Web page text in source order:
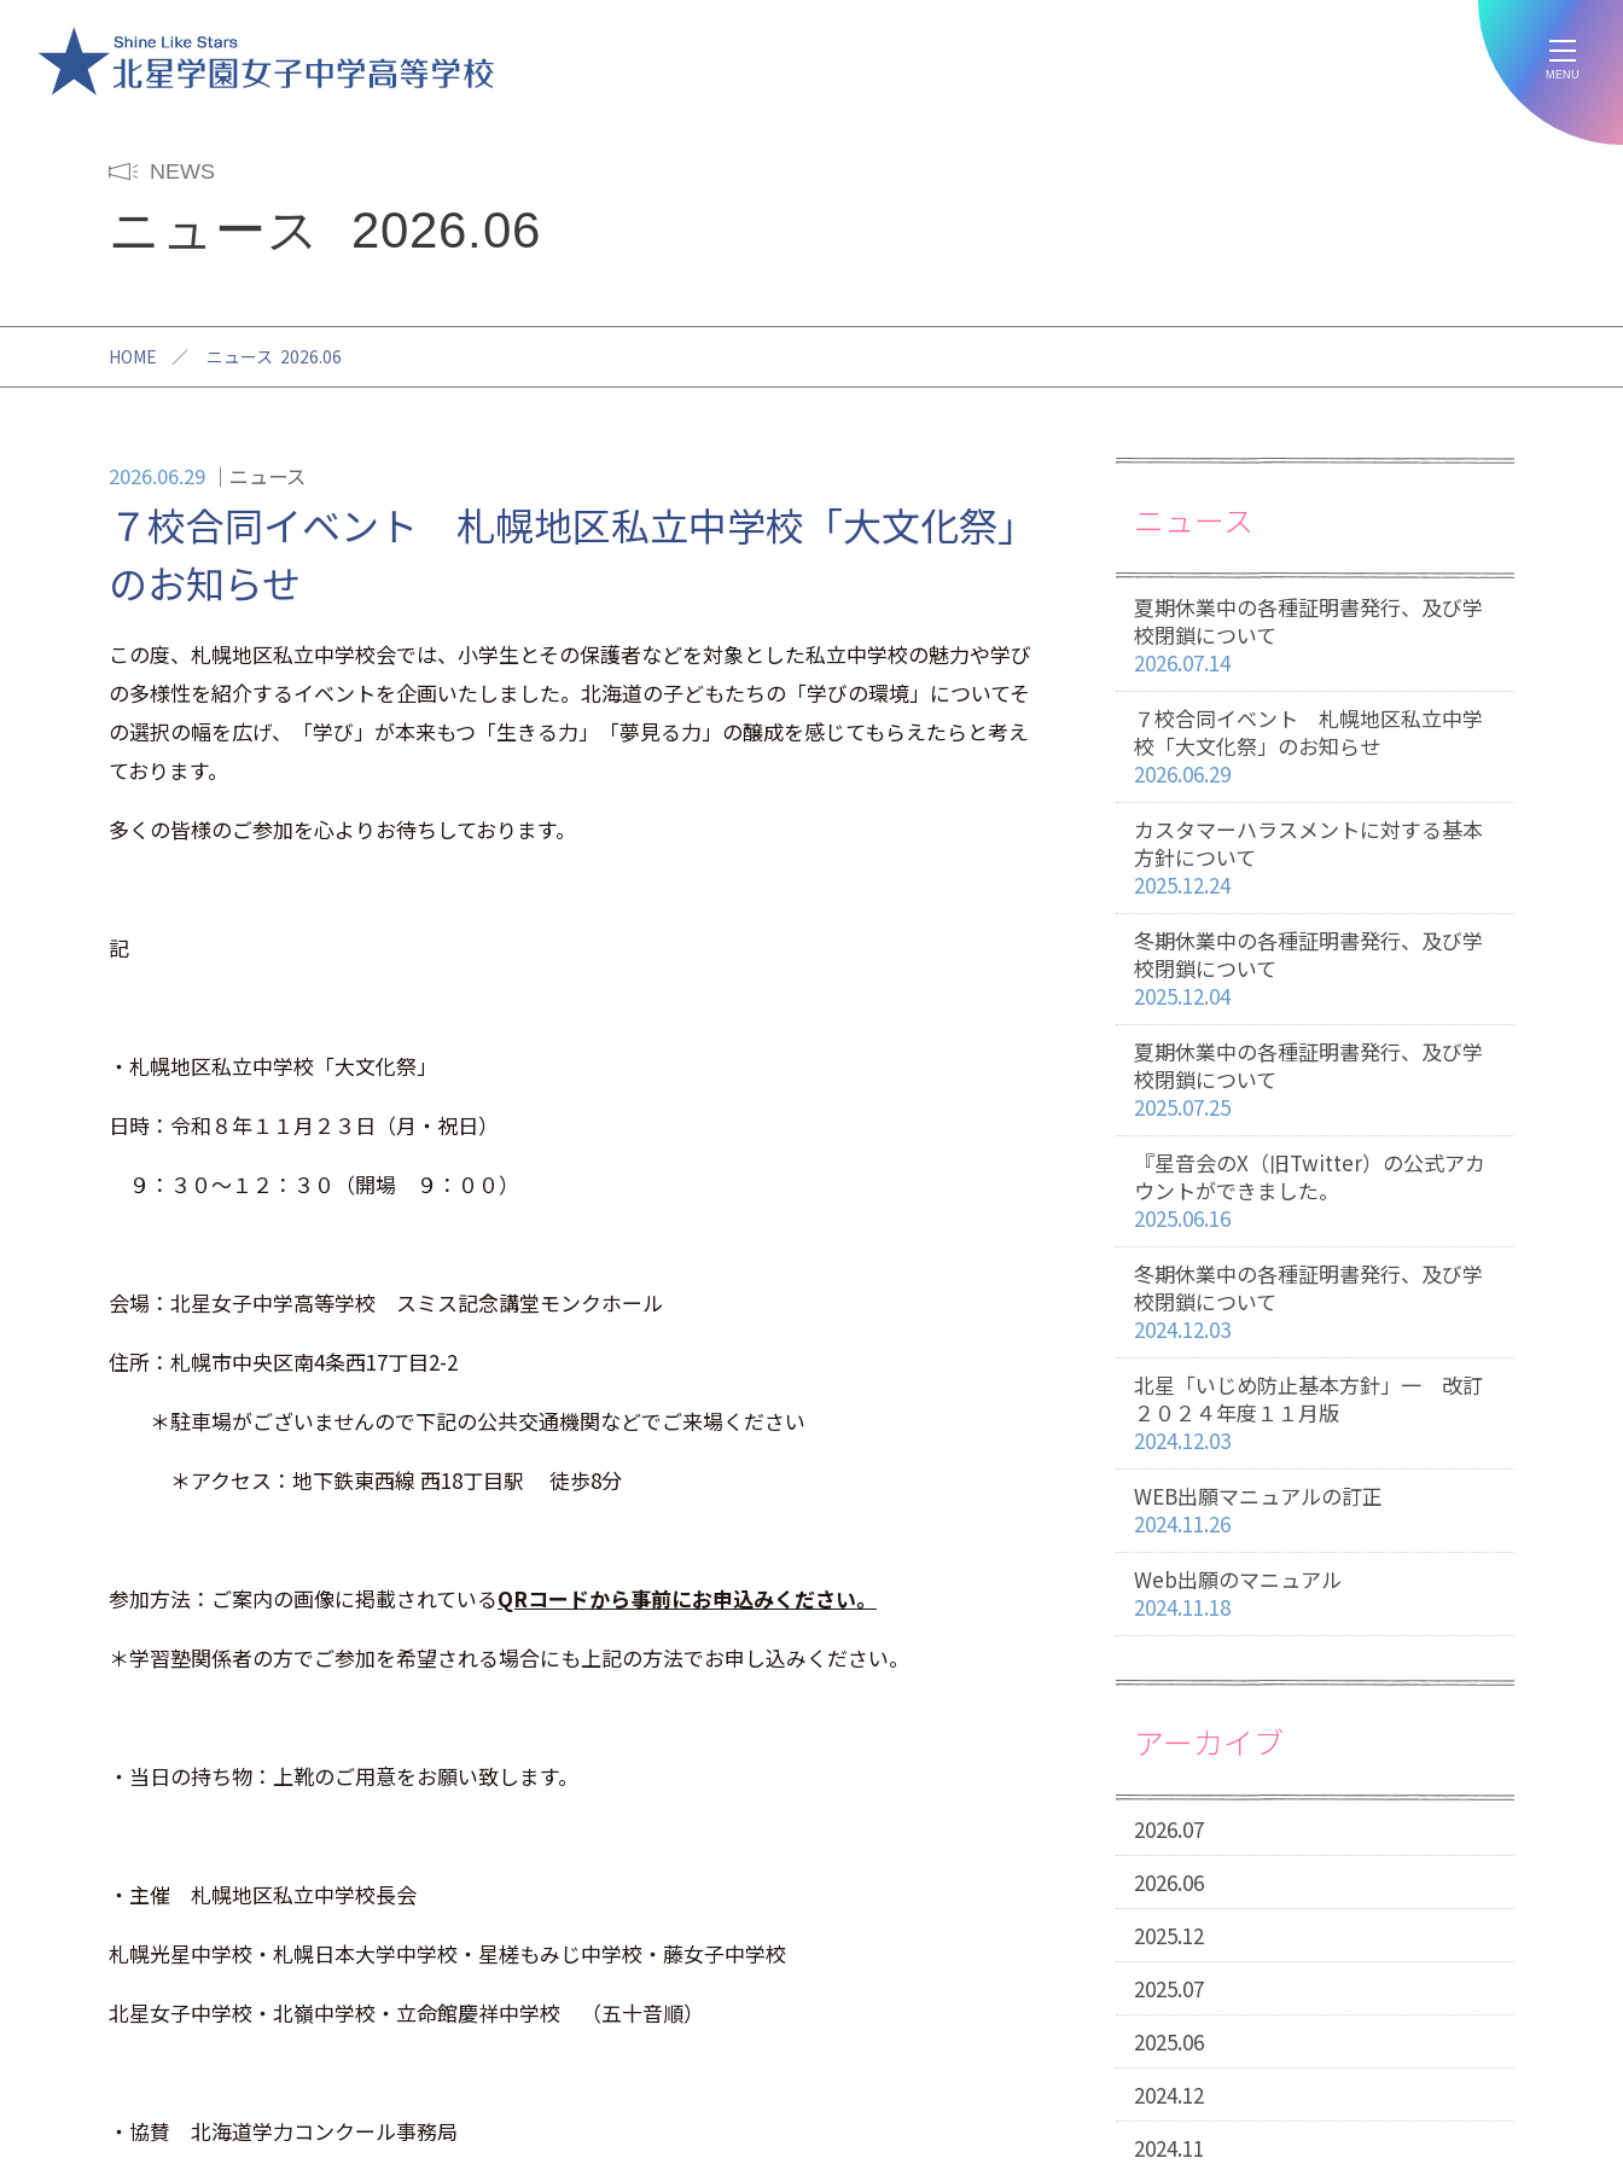
MENU
NEWS
ニュース 2026.06
HOME ／ ニュース 2026.06
2026.06.29 ニュース
７校合同イベント 札幌地区私立中学校「大文化祭」
のお知らせ
この度、札幌地区私立中学校会では、小学生とその保護者などを対象とした私立中学校の魅力や学び
の多様性を紹介するイベントを企画いたしました。北海道の子どもたちの「学びの環境」についてそ
の選択の幅を広げ、「学び」が本来もつ「生きる力」「夢見る力」の醸成を感じてもらえたらと考え
ております。
多くの皆様のご参加を心よりお待ちしております。
記
・札幌地区私立中学校「大文化祭」
日時：令和８年１１月２３日（月・祝日）
９：３０～１２：３０（開場 ９：００）
会場：北星女子中学高等学校 スミス記念講堂モンクホール
住所：札幌市中央区南4条西17丁目2-2
＊駐車場がございませんので下記の公共交通機関などでご来場ください
＊アクセス：地下鉄東西線 西18丁目駅 徒歩8分
参加方法：ご案内の画像に掲載されているQRコードから事前にお申込みください。
＊学習塾関係者の方でご参加を希望される場合にも上記の方法でお申し込みください。
・当日の持ち物：上靴のご用意をお願い致します。
・主催 札幌地区私立中学校長会
札幌光星中学校・札幌日本大学中学校・星槎もみじ中学校・藤女子中学校
北星女子中学校・北嶺中学校・立命館慶祥中学校 （五十音順）
・協賛 北海道学力コンクール事務局
ニュース
夏期休業中の各種証明書発行、及び学
校閉鎖について
2026.07.14
７校合同イベント 札幌地区私立中学
校「大文化祭」のお知らせ
2026.06.29
カスタマーハラスメントに対する基本
方針について
2025.12.24
冬期休業中の各種証明書発行、及び学
校閉鎖について
2025.12.04
夏期休業中の各種証明書発行、及び学
校閉鎖について
2025.07.25
『星音会のX（旧Twitter）の公式アカ
ウントができました。
2025.06.16
冬期休業中の各種証明書発行、及び学
校閉鎖について
2024.12.03
北星「いじめ防止基本方針」一 改訂
２０２４年度１１月版
2024.12.03
WEB出願マニュアルの訂正
2024.11.26
Web出願のマニュアル
2024.11.18
アーカイブ
2026.07
2026.06
2025.12
2025.07
2025.06
2024.12
2024.11